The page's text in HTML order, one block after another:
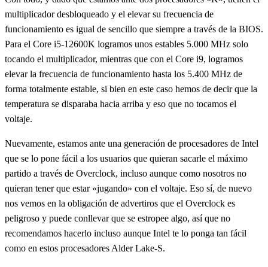
multiplicador desbloqueado y el elevar su frecuencia de
funcionamiento es igual de sencillo que siempre a través de la BIOS.
Para el Core i5-12600K logramos unos estables 5.000 MHz solo
tocando el multiplicador, mientras que con el Core i9, logramos
elevar la frecuencia de funcionamiento hasta los 5.400 MHz de
forma totalmente estable, si bien en este caso hemos de decir que la
temperatura se disparaba hacia arriba y eso que no tocamos el
voltaje.
Nuevamente, estamos ante una generación de procesadores de Intel
que se lo pone fácil a los usuarios que quieran sacarle el máximo
partido a través de Overclock, incluso aunque como nosotros no
quieran tener que estar «jugando» con el voltaje. Eso sí, de nuevo
nos vemos en la obligación de advertiros que el Overclock es
peligroso y puede conllevar que se estropee algo, así que no
recomendamos hacerlo incluso aunque Intel te lo ponga tan fácil
como en estos procesadores Alder Lake-S.